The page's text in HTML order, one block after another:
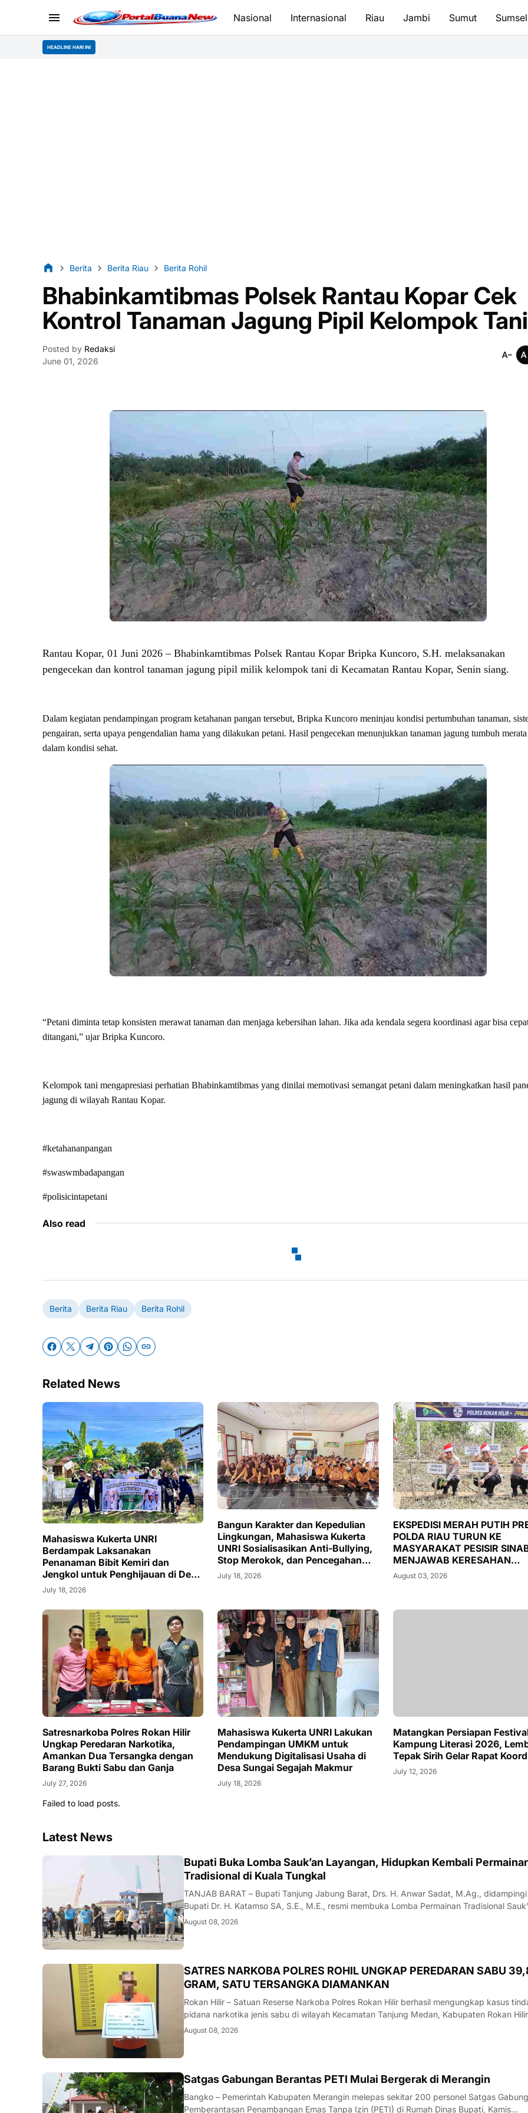
Nasional Internasional Riau Jambi Sumut Sumsel
HEADLINE HARI INI
Berita Berita Riau Berita Rohil
Bhabinkamtibmas Polsek Rantau Kopar Cek
Kontrol Tanaman Jagung Pipil Kelompok Tani
Posted by Redaksi
June 01, 2026
Rantau Kopar, 01 Juni 2026 – Bhabinkamtibmas Polsek Rantau Kopar Bripka Kuncoro, S.H. melaksanakan
pengecekan dan kontrol tanaman jagung pipil milik kelompok tani di Kecamatan Rantau Kopar, Senin siang.
Dalam kegiatan pendampingan program ketahanan pangan tersebut, Bripka Kuncoro meninjau kondisi pertumbuhan tanaman,
pengairan, serta upaya pengendalian hama yang dilakukan petani. Hasil pengecekan menunjukkan tanaman jagung tumbuh
dalam kondisi sehat.
“Petani diminta tetap konsisten merawat tanaman dan menjaga kebersihan lahan. Jika ada kendala segera koordinasi agar bisa
ditangani,” ujar Bripka Kuncoro.
Kelompok tani mengapresiasi perhatian Bhabinkamtibmas yang dinilai memotivasi semangat petani dalam meningkatkan hasil
jagung di wilayah Rantau Kopar.
#ketahananpangan
#swaswmbadapangan
#polisicintapetani
Also read
Berita Berita Riau Berita Rohil
Related News
Mahasiswa Kukerta UNRI
Berdampak Laksanakan
Penanaman Bibit Kemiri dan
Jengkol untuk Penghijauan di Desa
Sungai Segajah Makmur
July 18, 2026
Bangun Karakter dan Kepedulian
Lingkungan, Mahasiswa Kukerta
UNRI Sosialisasikan Anti-Bullying,
Stop Merokok, dan Pencegahan
Pencemaran Air di SMA Negeri 2
Kubu
July 18, 2026
EKSPEDISI MERAH PUTIH
POLDA RIAU TURUN KE
MASYARAKAT PESISIR
MENJAWAB KERESAHAN
MARAKNYA MALARIA
August 03, 2026
Satresnarkoba Polres Rokan Hilir
Ungkap Peredaran Narkotika,
Amankan Dua Tersangka dengan
Barang Bukti Sabu dan Ganja
July 27, 2026
Mahasiswa Kukerta UNRI Lakukan
Pendampingan UMKM untuk
Mendukung Digitalisasi Usaha di
Desa Sungai Segajah Makmur
July 18, 2026
Failed to load posts.
Latest News
BERITA
Bupati Buka Lomba Sauk’an Layangan, Hidupkan Kembali
rencanakan berlangsung selama dua
BERITA
SATRES NARKOBA POLRES ROHIL UNGKAP PEREDARAN SABU
GRAM, SATU TERSANGKA DIAMANKAN
alias AT (43) yang diduga terlibat